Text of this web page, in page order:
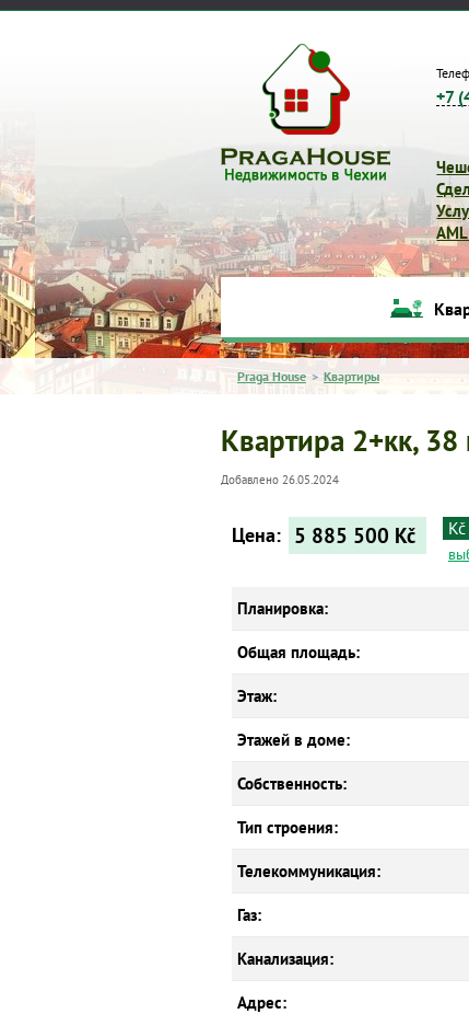
+7
Praga House > Квартиры
Квартира 2+кк,
Добавлено 26.05.2024
Цена: 5 885 500 Kč Kč
Планировка:
Общая площадь:
Этаж:
Этажей в доме:
Собственность:
Тип строения:
Телекоммуникация:
Газ:
Канализация:
Адрес: